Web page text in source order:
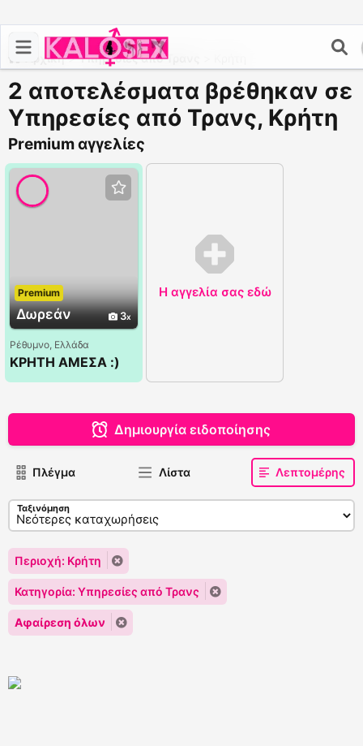
Αρχική >Υπηρεσίες από Τρανς
2 αποτελέσματα βρέθηκαν σε
Υπηρεσίες από Τρανς, Κρήτη
Premium αγγελίες
Δωρεάν 3
Premium
Ρέθυμνο, Ελλάδα
ΚΡΗΤΗ ΑΜΕΣΑ :)
Η αγγελία σας εδώ
Δημιουργία ειδοποίησης
Πλέγμα Λίστα Λεπτομέρης
Ταξινόμηση
Περιοχή: Κρήτη
Κατηγορία: Υπηρεσίες από Τρανς
Αφαίρεση όλων